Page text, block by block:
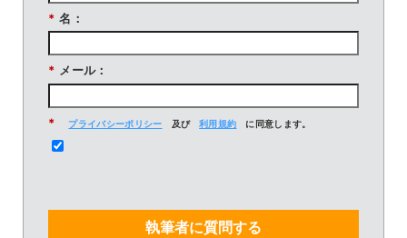
* 名：
* メール：
* プライバシーポリシー 及び 利用規約 に同意します。
執筆者に質問する